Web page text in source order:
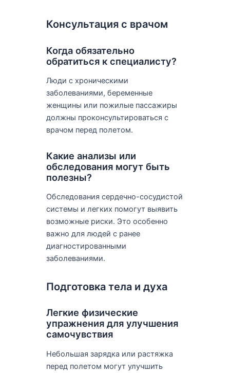
Консультация с врачом
Когда обязательно
обратиться к специалисту?
Люди с хроническими
заболеваниями, беременные
женщины или пожилые пассажиры
должны проконсультироваться с
врачом перед полетом.
Какие анализы или
обследования могут быть
полезны?
Обследования сердечно-сосудистой
системы и легких помогут выявить
возможные риски. Это особенно
важно для людей с ранее
диагностированными
заболеваниями.
Подготовка тела и духа
Легкие физические
упражнения для улучшения
самочувствия
Небольшая зарядка или растяжка
перед полетом могут улучшить